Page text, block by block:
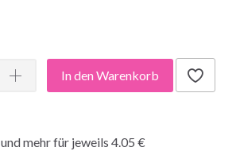
In den Warenkorb
und mehr für jeweils 4.05 €